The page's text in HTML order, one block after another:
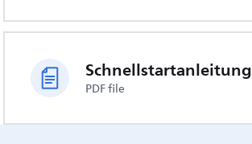
Schnellstartanleitung
PDF file